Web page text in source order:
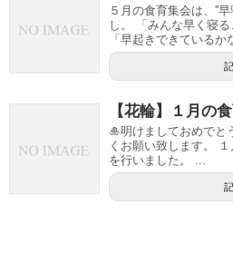
５月の食育集会は、''
し。 「みんな早く寝
「早起きできているか
【花輪】１月の
🎍明けましておめでと
くお願い致します。
を行いました。 ...